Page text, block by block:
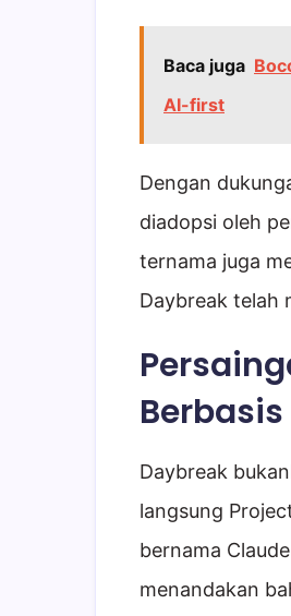
Baca juga
AI-first
Dengan
diadopsi oleh
ternama juga
Daybreak telah
Berbasis
Daybreak
langsung
bernama
menandakan